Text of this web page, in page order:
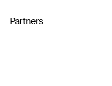
Partners